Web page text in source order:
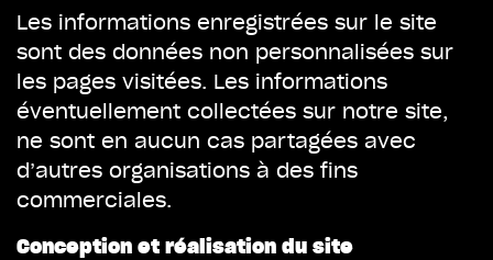
Les informations enregistrées sur le site
sont des données non personnalisées sur
les pages visitées. Les informations
éventuellement collectées sur notre site,
ne sont en aucun cas partagées avec
d’autres organisations à des fins
commerciales.
Conception et réalisation du site